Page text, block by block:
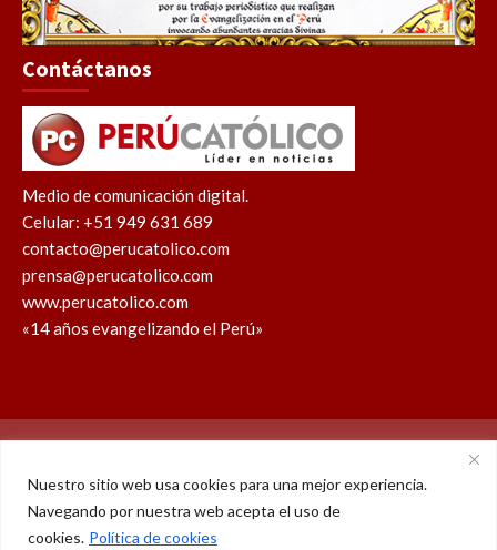
Nuestro sitio web usa cookies para una mejor experiencia.
Navegando por nuestra web acepta el uso de
cookies. Política de cookies
Contáctanos
Medio de comunicación digital.
Celular: +51 949 631 689
contacto@perucatolico.com
prensa@perucatolico.com
www.perucatolico.com
«14 años evangelizando el Perú»
Política de cookies Política de privacidad
WhatsAppFacebookYoutubeInstagram
X